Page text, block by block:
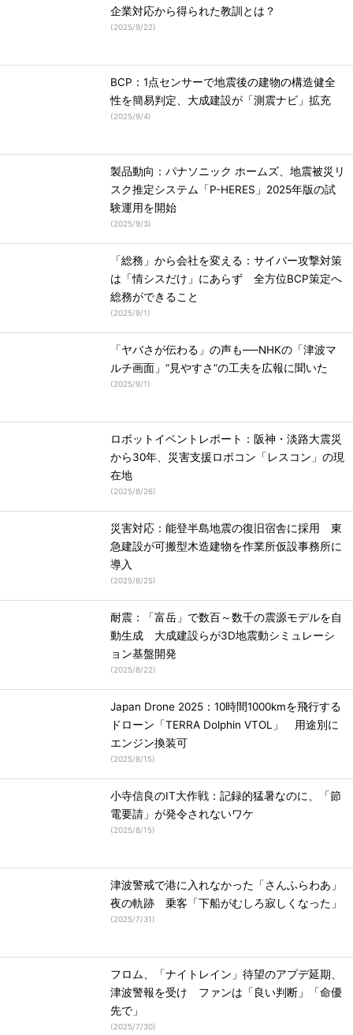
企業対応から得られた教訓とは？
(2025/9/22)
BCP：1点センサーで地震後の建物の構造健全
性を簡易判定、大成建設が「測震ナビ」拡充
(2025/9/4)
製品動向：パナソニック ホームズ、地震被災リ
スク推定システム「P-HERES」2025年版の試
験運用を開始
(2025/9/3)
「総務」から会社を変える：サイバー攻撃対策
は「情シスだけ」にあらず 全方位BCP策定へ
総務ができること
(2025/9/1)
「ヤバさが伝わる」の声も──NHKの「津波マ
ルチ画面」“見やすさ”の工夫を広報に聞いた
(2025/9/1)
ロボットイベントレポート：阪神・淡路大震災
から30年、災害支援ロボコン「レスコン」の現
在地
(2025/8/26)
災害対応：能登半島地震の復旧宿舎に採用 東
急建設が可搬型木造建物を作業所仮設事務所に
導入
(2025/8/25)
耐震：「富岳」で数百～数千の震源モデルを自
動生成 大成建設らが3D地震動シミュレーシ
ョン基盤開発
(2025/8/22)
Japan Drone 2025：10時間1000kmを飛行する
ドローン「TERRA Dolphin VTOL」 用途別に
エンジン換装可
(2025/8/15)
小寺信良のIT大作戦：記録的猛暑なのに、「節
電要請」が発令されないワケ
(2025/8/15)
津波警戒で港に入れなかった「さんふらわあ」
夜の軌跡 乗客「下船がむしろ寂しくなった」
(2025/7/31)
フロム、「ナイトレイン」待望のアプデ延期、
津波警報を受け ファンは「良い判断」「命優
先で」
(2025/7/30)